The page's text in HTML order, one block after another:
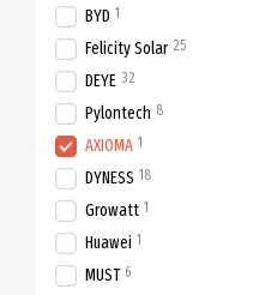
BYD 1
Felicity Solar 25
DEYE 32
Pylontech 8
AXIOMA 1
DYNESS 18
Growatt 1
Huawei 1
MUST 6